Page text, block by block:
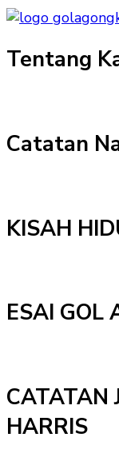
Tentang
Catatan
KISAH
ESAI GOL
CATATAN
HARRIS